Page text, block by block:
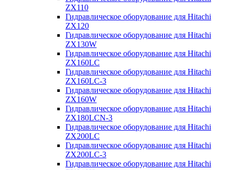
ZX110
Гидравлическое оборудование для Hitachi
ZX120
Гидравлическое оборудование для Hitachi
ZX130W
Гидравлическое оборудование для Hitachi
ZX160LC
Гидравлическое оборудование для Hitachi
ZX160LC-3
Гидравлическое оборудование для Hitachi
ZX160W
Гидравлическое оборудование для Hitachi
ZX180LCN-3
Гидравлическое оборудование для Hitachi
ZX200LC
Гидравлическое оборудование для Hitachi
ZX200LC-3
Гидравлическое оборудование для Hitachi